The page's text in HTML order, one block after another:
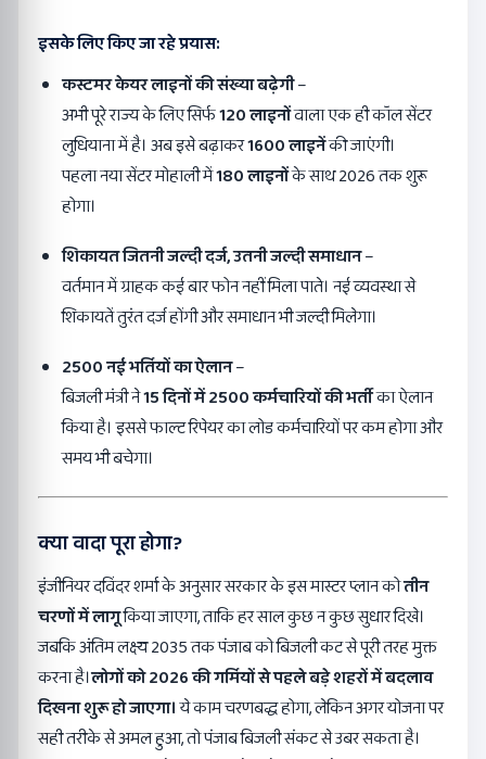
इसके लिए किए जा रहे प्रयास:
कस्टमर केयर लाइनों की संख्या बढ़ेगी–
अभी पूरे राज्य के लिए सिर्फ120 लाइनोंवाला एक ही कॉल सेंटर
लुधियाना में है। अब इसे बढ़ाकर1600 लाइनेंकी जाएंगी।
पहला नया सेंटर मोहाली में180 लाइनोंके साथ 2026 तक शुरू
होगा।
शिकायत जितनी जल्दी दर्ज, उतनी जल्दी समाधान–
वर्तमान में ग्राहक कई बार फोन नहीं मिला पाते। नई व्यवस्था से
शिकायतें तुरंत दर्ज होंगी और समाधान भी जल्दी मिलेगा।
2500 नई भर्तियों का ऐलान–
बिजली मंत्री ने15 दिनों में 2500 कर्मचारियों की भर्तीका ऐलान
किया है। इससे फाल्ट रिपेयर का लोड कर्मचारियों पर कम होगा और
समय भी बचेगा।
क्या वादा पूरा होगा?
इंजीनियर दविंदर शर्मा के अनुसार सरकार के इस मास्टर प्लान कोतीन
चरणों में लागूकिया जाएगा, ताकि हर साल कुछ न कुछ सुधार दिखे।
जबकि अंतिम लक्ष्य 2035 तक पंजाब को बिजली कट से पूरी तरह मुक्त
करना है।लोगों को 2026 की गर्मियों से पहले बड़े शहरों में बदलाव
दिखना शुरू हो जाएगा।ये काम चरणबद्ध होगा, लेकिन अगर योजना पर
सही तरीके से अमल हुआ, तो पंजाब बिजली संकट से उबर सकता है।